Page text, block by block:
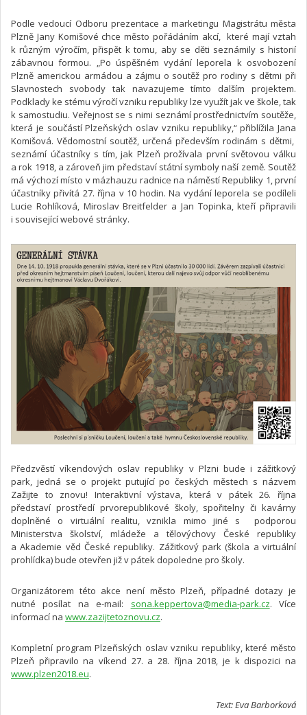
Podle vedoucí Odboru prezentace a marketingu Magistrátu města
Plzně Jany Komišové chce město pořádáním akcí, které mají vztah
k různým výročím, přispět k tomu, aby se děti seznámily s historií
zábavnou formou. „Po úspěšném vydání leporela k osvobození
Plzně americkou armádou a zájmu o soutěž pro rodiny s dětmi při
Slavnostech svobody tak navazujeme tímto dalším projektem.
Podklady ke stému výročí vzniku republiky lze využít jak ve škole, tak
k samostudiu. Veřejnost se s nimi seznámí prostřednictvím soutěže,
která je součástí Plzeňských oslav vzniku republiky,“ přiblížila Jana
Komišová. Vědomostní soutěž, určená především rodinám s dětmi,
seznámí účastníky s tím, jak Plzeň prožívala první světovou válku
a rok 1918, a zároveň jim představí státní symboly naší země. Soutěž
má výchozí místo v mázhauzu radnice na náměstí Republiky 1, první
účastníky přivítá 27. října v 10 hodin. Na vydání leporela se podíleli
Lucie Rohlíková, Miroslav Breitfelder a Jan Topinka, kteří připravili
i související webové stránky.
Předzvěstí víkendových oslav republiky v Plzni bude i zážitkový
park, jedná se o projekt putující po českých městech s názvem
Zažijte to znovu! Interaktivní výstava, která v pátek 26. října
představí prostředí prvorepublikové školy, spořitelny či kavárny
doplněné o virtuální realitu, vznikla mimo jiné s podporou
Ministerstva školství, mládeže a tělovýchovy České republiky
a Akademie věd České republiky. Zážitkový park (škola a virtuální
prohlídka) bude otevřen již v pátek dopoledne pro školy.
Organizátorem této akce není město Plzeň, případné dotazy je
nutné posílat na e-mail: sona.keppertova@media-park.cz. Více
informací na www.zazijtetoznovu.cz.
Kompletní program Plzeňských oslav vzniku republiky, které město
Plzeň připravilo na víkend 27. a 28. října 2018, je k dispozici na
www.plzen2018.eu.
Text: Eva Barborková